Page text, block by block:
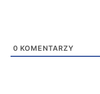
0 KOMENTARZY